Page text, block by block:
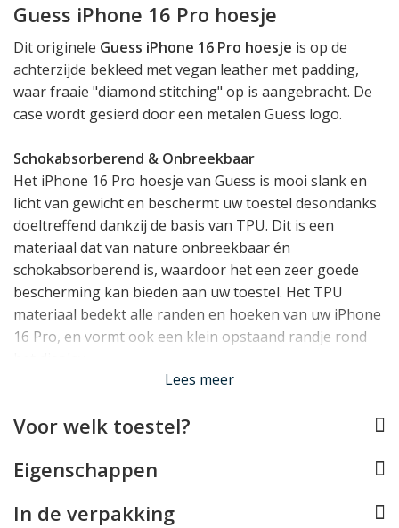
Guess iPhone 16 Pro hoesje
Dit originele Guess iPhone 16 Pro hoesje is op de
achterzijde bekleed met vegan leather met padding,
waar fraaie "diamond stitching" op is aangebracht. De
case wordt gesierd door een metalen Guess logo.
Schokabsorberend & Onbreekbaar
Het iPhone 16 Pro hoesje van Guess is mooi slank en
licht van gewicht en beschermt uw toestel desondanks
doeltreffend dankzij de basis van TPU. Dit is een
materiaal dat van nature onbreekbaar én
schokabsorberend is, waardoor het een zeer goede
bescherming kan bieden aan uw toestel. Het TPU
materiaal bedekt alle randen en hoeken van uw iPhone
16 Pro, en vormt ook een klein opstaand randje rond
De Guess case werd speciaal ontworpen voor de
Alle knopjes kunt u blijven gebruiken, de USB-C
blijven doen. Helaas is deze case door de dik gevoerde
Lees meer
Voor welk toestel?
Eigenschappen
In de verpakking